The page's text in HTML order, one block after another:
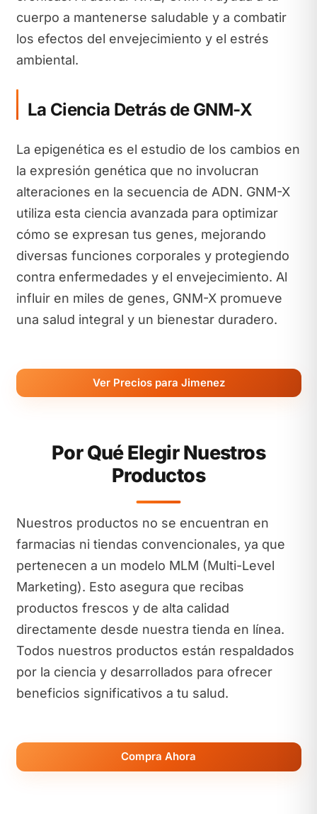
cuerpo a mantenerse saludable y a combatir
los efectos del envejecimiento y el estrés
ambiental.
La Ciencia Detrás de GNM-X
La epigenética es el estudio de los cambios en
la expresión genética que no involucran
alteraciones en la secuencia de ADN. GNM-X
utiliza esta ciencia avanzada para optimizar
cómo se expresan tus genes, mejorando
diversas funciones corporales y protegiendo
contra enfermedades y el envejecimiento. Al
influir en miles de genes, GNM-X promueve
una salud integral y un bienestar duradero.
Ver Precios para Jimenez
Por Qué Elegir Nuestros
Productos
Nuestros productos no se encuentran en
farmacias ni tiendas convencionales, ya que
pertenecen a un modelo MLM (Multi-Level
Marketing). Esto asegura que recibas
productos frescos y de alta calidad
directamente desde nuestra tienda en línea.
Todos nuestros productos están respaldados
por la ciencia y desarrollados para ofrecer
beneficios significativos a tu salud.
Compra Ahora